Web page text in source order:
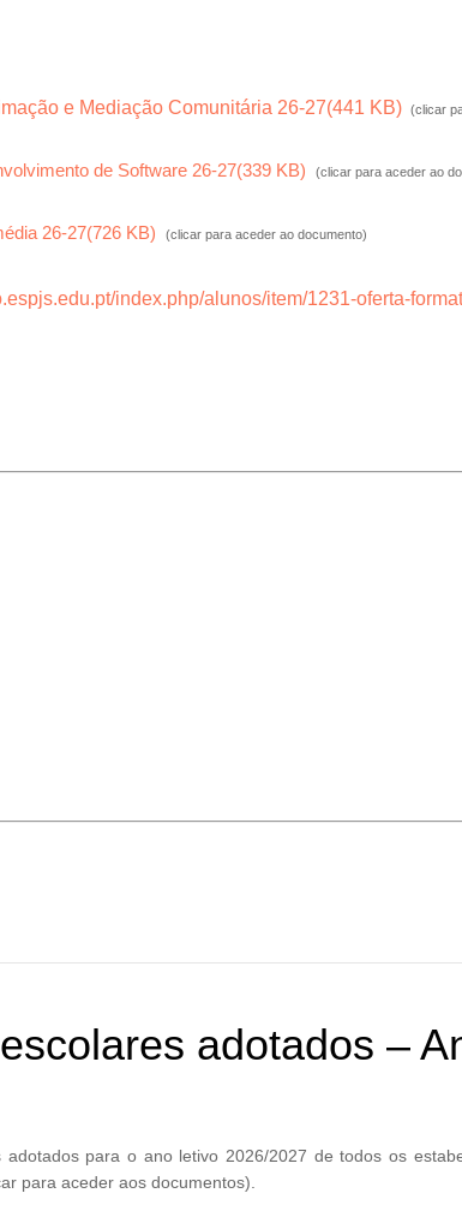
e Mediação Comunitária 26-27(441 KB) (clicar
de Software 26-27(339 KB) (clicar para aceder ao
26-27(726 KB) (clicar para aceder ao documento)
index.php/alunos/item/1231-oferta-
adotados –
para o ano letivo 2026/2027 de todos os
para aceder aos documentos).